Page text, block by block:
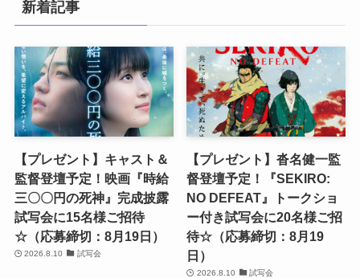
新着記事
【プレゼント】キャスト＆
監督登壇予定！映画『時給
三〇〇円の死神』完成披露
試写会に15名様ご招待
☆（応募締切：8月19日）
2026.8.10 試写会
【プレゼント】沓名健一監
督登壇予定！『SEKIRO:
NO DEFEAT』トークショ
ー付き試写会に20名様ご招
待☆（応募締切：8月19
日）
2026.8.10 試写会